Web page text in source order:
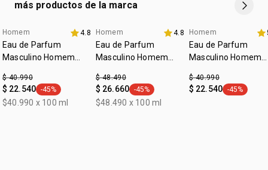
• vegano
• subfamilia: aromático
*las imágenes son ilustrativas, este producto esta en una
posición cenital. el contenido de cada producto es el
más productos de la marca
Homem 4.8
Eau de Parfum
Masculino Homem
$ 40.990
$ 22.540 general.tag -45%
-45%
$40.990 x 100 ml
Homem 4.8
Eau de Parfum
Masculino Homem
$ 48.490
$ 26.660 general.tag -45%
-45%
$48.490 x 100 ml
Homem
Eau de Parfum
Masculino Homem
$ 40.990
$ 22.540 general.tag
-45%